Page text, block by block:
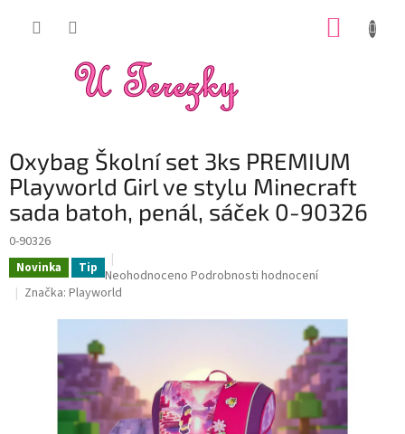
Oxybag Školní set 3ks PREMIUM
Playworld Girl ve stylu Minecraft
sada batoh, penál, sáček 0-90326
0-90326
Novinka Tip Průměrné
hodnocení
0,0
z
5
hvězdiček.
Neohodnoceno Podrobnosti hodnocení
Značka: Playworld